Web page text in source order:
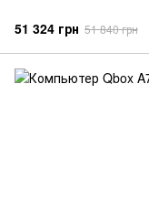
51 324 грн 51 840 грн